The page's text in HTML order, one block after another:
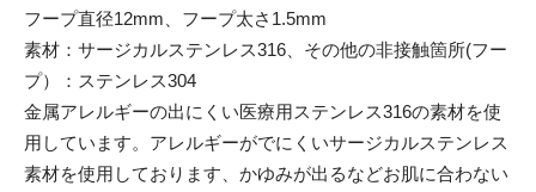
フープ直径12mm、フープ太さ1.5mm
素材：サージカルステンレス316、その他の非接触箇所(フー
プ）：ステンレス304
金属アレルギーの出にくい医療用ステンレス316の素材を使
用しています。アレルギーがでにくいサージカルステンレス
素材を使用しております、かゆみが出るなどお肌に合わない